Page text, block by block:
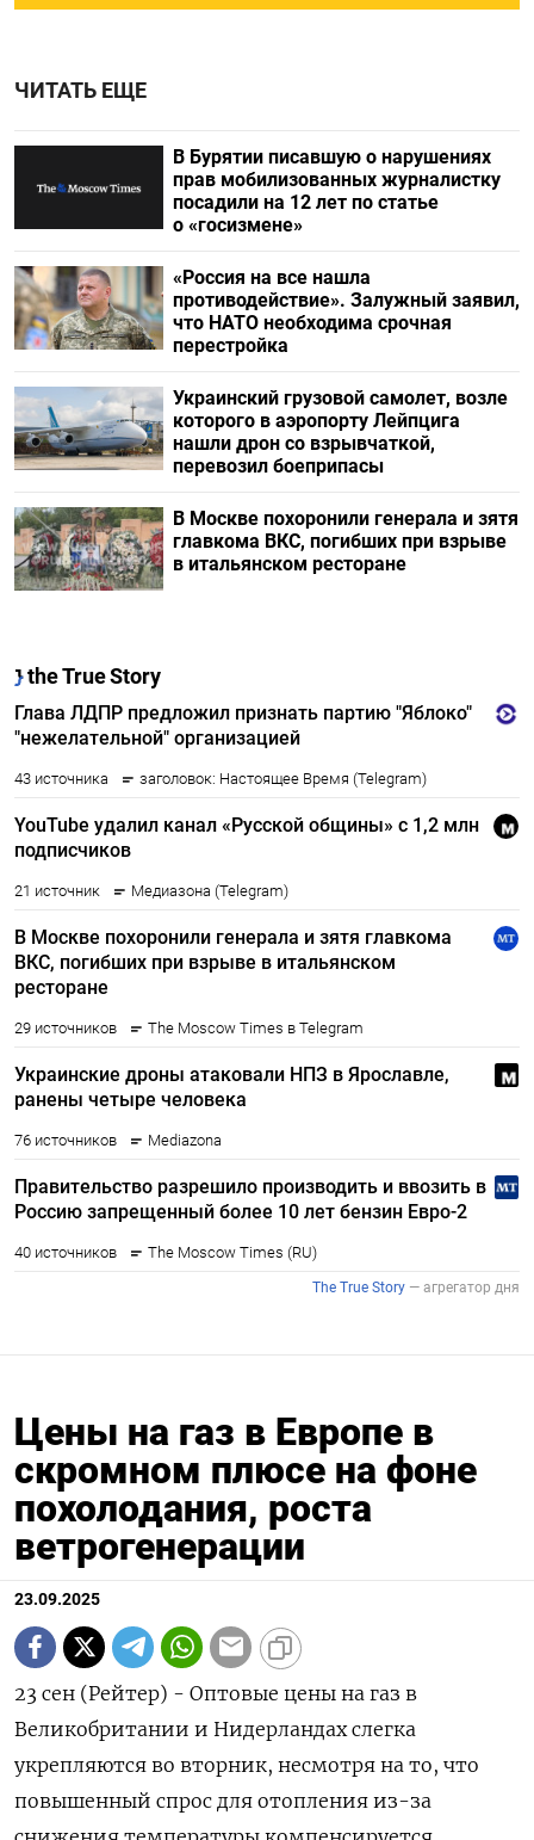
ЧИТАТЬ ЕЩЕ
В Бурятии писавшую о нарушениях
прав мобилизованных журналистку
посадили на 12 лет по статье
о «госизмене»
«Россия на все нашла
противодействие». Залужный заявил,
что НАТО необходима срочная
перестройка
Украинский грузовой самолет, возле
которого в аэропорту Лейпцига
нашли дрон со взрывчаткой,
перевозил боеприпасы
В Москве похоронили генерала и зятя
главкома ВКС, погибших при взрыве
в итальянском ресторане
Цены на газ в Европе в
скромном плюсе на фоне
похолодания, роста
ветрогенерации
23.09.2025
23 сен (Рейтер) - Оптовые цены на газ в
Великобритании и Нидерландах слегка
укрепляются во вторник, несмотря на то, что
повышенный спрос для отопления из-за